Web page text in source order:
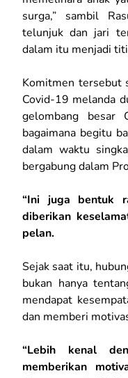
surga,” sambil
telunjuk dan jari
dalam itu menjadi
Komitmen tersebut
Covid-19 melanda
gelombang besar
bagaimana begitu
dalam waktu
bergabung dalam
“Ini juga bentuk
diberikan
pelan.
Sejak saat itu,
bukan hanya
mendapat
dan memberi
“Lebih kenal
memberikan